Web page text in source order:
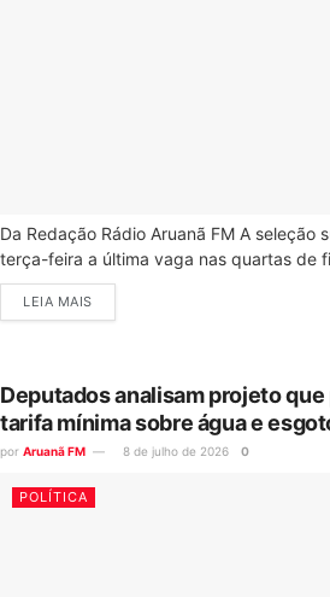
Da Redação Rádio Aruanã FM A seleção
terça-feira a última vaga nas quartas de
LEIA MAIS
Deputados analisam projeto
tarifa mínima sobre água e
por Aruanã FM 8 de julho de 2026 0
POLÍTICA